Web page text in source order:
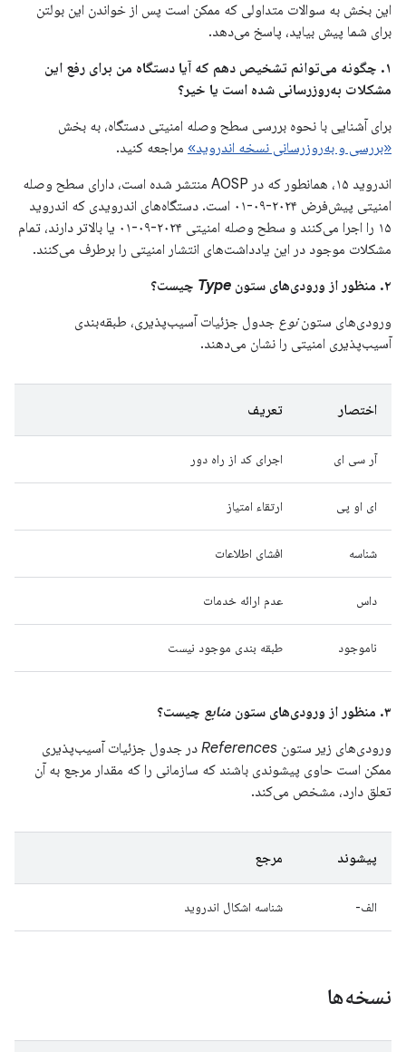
این بخش به سوالات متداولی که ممکن است پس از خواندن این بولتن
برای شما پیش بیاید، پاسخ می‌دهد.
۱. چگونه می‌توانم تشخیص دهم که آیا دستگاه من برای رفع این
مشکلات به‌روزرسانی شده است یا خیر؟
برای آشنایی با نحوه بررسی سطح وصله امنیتی دستگاه، به بخش
«بررسی و به‌روزرسانی نسخه اندروید» مراجعه کنید.
اندروید ۱۵، همانطور که در AOSP منتشر شده است، دارای سطح وصله
امنیتی پیش‌فرض ۲۰۲۴-۰۹-۰۱ است. دستگاه‌های اندرویدی که اندروید
۱۵ را اجرا می‌کنند و سطح وصله امنیتی ۲۰۲۴-۰۹-۰۱ یا بالاتر دارند، تمام
مشکلات موجود در این یادداشت‌های انتشار امنیتی را برطرف می‌کنند.
۲. منظور از ورودی‌های ستون
Type چیست؟
ورودی‌های ستوننوع جدول جزئیات آسیب‌پذیری، طبقه‌بندی
آسیب‌پذیری امنیتی را نشان می‌دهند.
اختصار تعریف
آر سی ای اجرای کد از راه دور
ای او پی ارتقاء امتیاز
شناسه افشای اطلاعات
داس عدم ارائه خدمات
ناموجود طبقه بندی موجود نیست
۳. منظور از ورودی‌های ستون منابع چیست؟
ورودی‌های زیر ستون References در جدول جزئیات آسیب‌پذیری
ممکن است حاوی پیشوندی باشند که سازمانی را که مقدار مرجع به آن
تعلق دارد، مشخص می‌کند.
پیشوند مرجع
الف- شناسه اشکال اندروید
نسخه‌ها